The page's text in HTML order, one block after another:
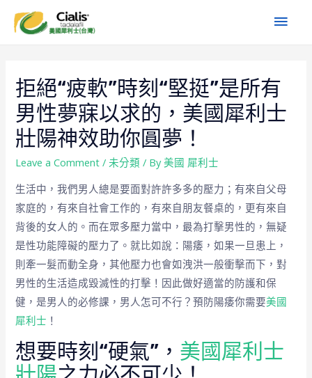
拒絕“疲軟”時刻“堅挺”是所有
男性夢寐以求的，美國犀利士
壯陽神效助你圓夢！
Leave a Comment / 未分類 / By美國 犀利士
生活中，我們男人總是要面對許許多多的壓力；有來自父母
家庭的，有來自社會工作的，有來自朋友餐桌的，更有來自
背後的女人的。而在眾多壓力當中，最為打擊男性的，無疑
是性功能障礙的壓力了。就比如說：陽痿，如果一旦患上，
則牽一髮而動全身，其他壓力也會如洩洪一般衝擊而下，對
男性的生活造成毀滅性的打擊！因此做好適當的防護和保
健，是男人的必修課，男人怎可不行？預防陽痿你需要美國
犀利士 ！
想要時刻“硬氣”， 美國犀利士